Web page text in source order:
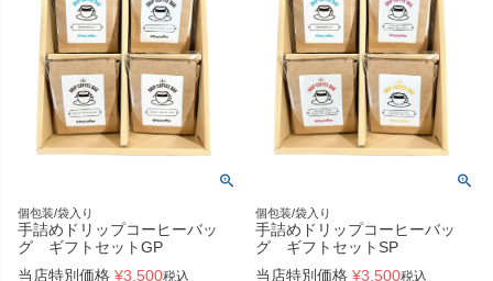
個包装/袋入り
手詰めドリップコーヒーバッ
グ ギフトセットGP
当店特別価格 ¥3,500税込
個包装/袋入り
手詰めドリップコーヒーバッ
グ ギフトセットSP
当店特別価格 ¥3,500税込